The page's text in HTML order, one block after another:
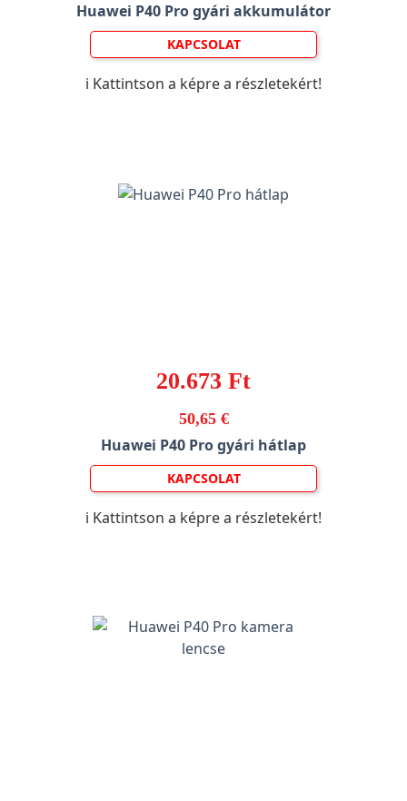
Huawei P40 Pro gyári akkumulátor
KAPCSOLAT
ℹ️ Kattintson a képre a részletekért!
20.673 Ft
50,65 €
Huawei P40 Pro gyári hátlap
KAPCSOLAT
ℹ️ Kattintson a képre a részletekért!